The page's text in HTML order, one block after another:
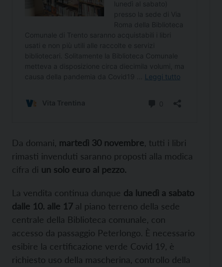
Da domani, martedì 30 novembre , tutti i libri
rimasti invenduti saranno proposti alla modica
cifra di un solo euro al pezzo.
La vendita continua dunque da lunedì a sabato
dalle 10. alle 17 al piano terreno della sede
centrale della Biblioteca comunale, con
accesso da passaggio Peterlongo. È necessario
esibire la certificazione verde Covid 19, è
richiesto uso della mascherina, controllo della